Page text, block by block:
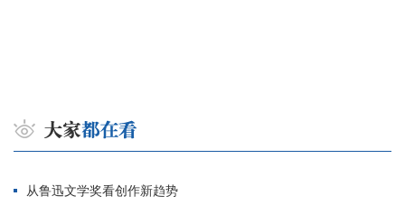
从鲁迅文学奖看创作新趋势